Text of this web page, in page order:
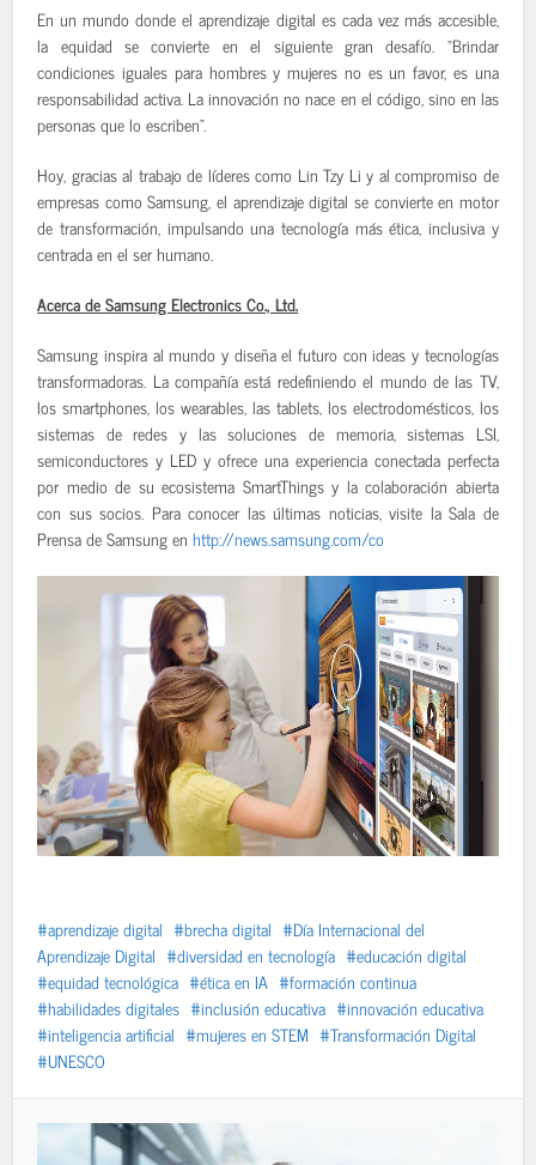
En un mundo donde el aprendizaje digital es cada vez más accesible,
la equidad se convierte en el siguiente gran desafío. “Brindar
condiciones iguales para hombres y mujeres no es un favor, es una
responsabilidad activa. La innovación no nace en el código, sino en las
personas que lo escriben”.
Hoy, gracias al trabajo de líderes como Lin Tzy Li y al compromiso de
empresas como Samsung, el aprendizaje digital se convierte en motor
de transformación, impulsando una tecnología más ética, inclusiva y
centrada en el ser humano.
Acerca de Samsung Electronics Co., Ltd.
Samsung inspira al mundo y diseña el futuro con ideas y tecnologías
transformadoras. La compañía está redefiniendo el mundo de las TV,
los smartphones, los wearables, las tablets, los electrodomésticos, los
sistemas de redes y las soluciones de memoria, sistemas LSI,
semiconductores y LED y ofrece una experiencia conectada perfecta
por medio de su ecosistema SmartThings y la colaboración abierta
con sus socios. Para conocer las últimas noticias, visite la Sala de
Prensa de Samsung enhttp://news.samsung.com/co
aprendizaje digital brecha digital
Día Internacional del
Aprendizaje Digital
diversidad en tecnología
educación digital
equidad tecnológica
ética en IA
formación continua
habilidades digitales
inclusión educativa
innovación educativa
inteligencia artificial
mujeres en STEM
Transformación Digital
UNESCO